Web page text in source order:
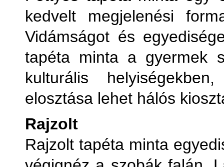
kedvelt megjelenési
Vidámságot és
tapéta minta a gyermek
kulturális
elosztása lehet hálós
Rajzolt
Rajzolt tapéta minta